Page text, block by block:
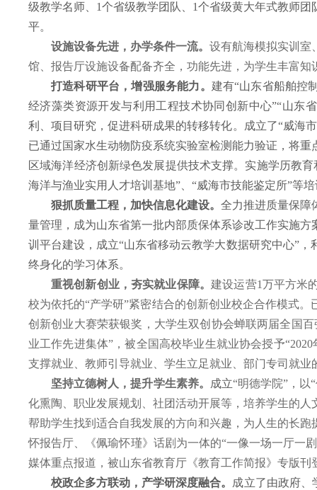
级教学名师、1个省级教学团队、1个省级黄大年式教师
平。
设施设备先进，办学条件一流。 设有航海模拟实训室
馆、报告厅设施设备配备齐全，功能先进，为学生丰富
打造科研平台，增强服务能力。 建有“山东省船舶控
经济藻类资源开发与利用工程技术协同创新中心”“山东
利、项目研究，促进科研成果的转移转化。
成立了“威海
已通过国家水生动物防疫系统实验室检测能力验证，将
区域海洋经济创新绿色发展提供技术支撑。 实施学历教
海洋与渔业实用人才培训基地”、“威海市技能鉴定所”等
狠抓质量工程，加快信息化建设。 全力推进质量保障
量管理，成为山东省第一批内部质保体系诊改工作实施
训平台建设，成立“山东省移动云教学大数据研究中心”
终身化的学习体系。
重视创新创业，夯实就业保障。建设运营1万平方米
校为依托的“产学研”紧密结合的创新创业校企合作模式
创新创业大赛荣获银奖，大学生双创协会蝉联两届全国
业工作先进集体”，被全国高校毕业生就业协会授予
支撑就业、教师引导就业、学生立足就业、部门专司就
坚持立德树人，提升学生素养。
成立“明德学院”，以
化熏陶、职业发展规划、社团活动开展等，培养学生的
帮助学生找到适合自我发展的方向和兴趣，为人生的长跑
怀报告厅、《佩瑜怀瑾》话剧为一体的“一像一场一厅一
媒体重点报道，被山东省教育厅《教育工作简报》专版刊
校政企多方联动，产学研深度融合。 成立了由政府、